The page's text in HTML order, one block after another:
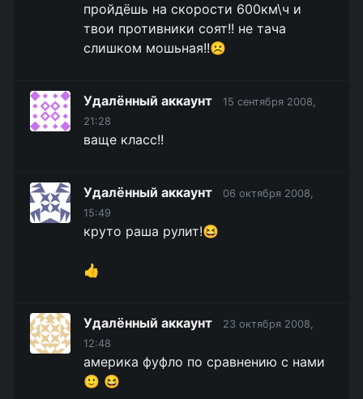
пройдёшь на скорости 600км\ч и
твои противники соят!! не тача
слишком мошьная!!☹️
Удалённый аккаунт
15 сентября 2008,
21:28
ваще класс!!
Удалённый аккаунт
06 октября 2008,
15:49
круто раша рулит!😆
👍
Удалённый аккаунт
23 октября 2008,
12:48
америка фуфло по сравнению с нами
🙂 😆